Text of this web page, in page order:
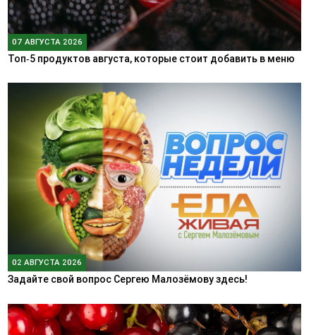
07 АВГУСТА 2026
Топ‑5 продуктов августа, которые стоит добавить в меню
02 АВГУСТА 2026
Задайте свой вопрос Сергею Малозёмову здесь!